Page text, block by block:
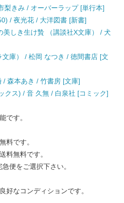
梨きみ / オーバーラップ [単行本]
/ 夜光花 / 大洋図書 [新書]
美しき生け贄 （講談社X文庫） / 犬
庫） / 松岡 なつき / 徳間書店 [文
/ 森本あき / 竹書房 [文庫]
クス) / 音 久無 / 白泉社 [コミック]
です。
料です。
料無料です。
便をご選択下さい。
好なコンディションです。